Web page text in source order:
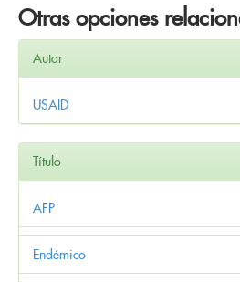
Otras opciones
Autor
USAID
Título
AFP
Endémico